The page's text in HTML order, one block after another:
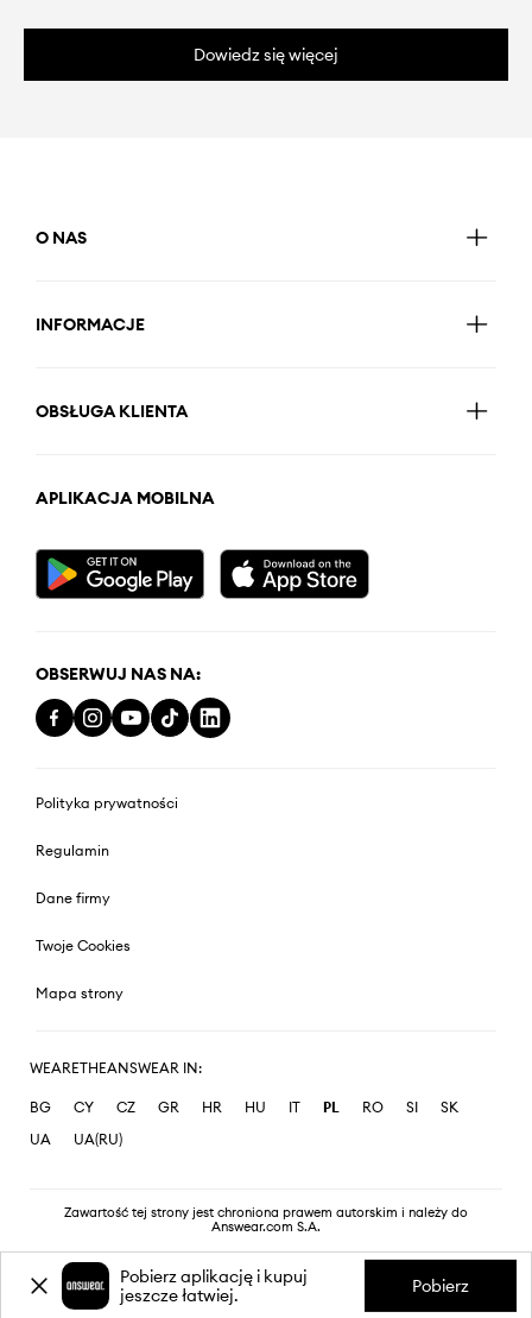
Dowiedz się więcej
O NAS
INFORMACJE
OBSŁUGA KLIENTA
APLIKACJA MOBILNA
OBSERWUJ NAS NA:
Polityka prywatności
Regulamin
Dane firmy
Twoje Cookies
Mapa strony
WEARETHEANSWEAR IN:
BG CY CZ GR HR HU IT PL RO SI
SK
UA
UA(RU)
Zawartość tej strony jest chroniona prawem autorskim i należy do
Answear.com S.A.
Pobierz aplikację i kupuj
jeszcze łatwiej.
Pobierz